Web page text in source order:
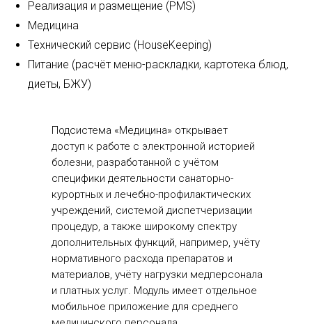
Реализация и размещение (PMS)
Медицина
Технический сервис (HouseKeeping)
Питание (расчёт меню-раскладки, картотека блюд,
диеты, БЖУ)
Подсистема «Медицина» открывает
доступ к работе с электронной историей
болезни, разработанной с учётом
специфики деятельности санаторно-
курортных и лечебно-профилактических
учреждений, системой диспетчеризации
процедур, а также широкому спектру
дополнительных функций, например, учёту
нормативного расхода препаратов и
материалов, учёту нагрузки медперсонала
и платных услуг. Модуль имеет отдельное
мобильное приложение для среднего